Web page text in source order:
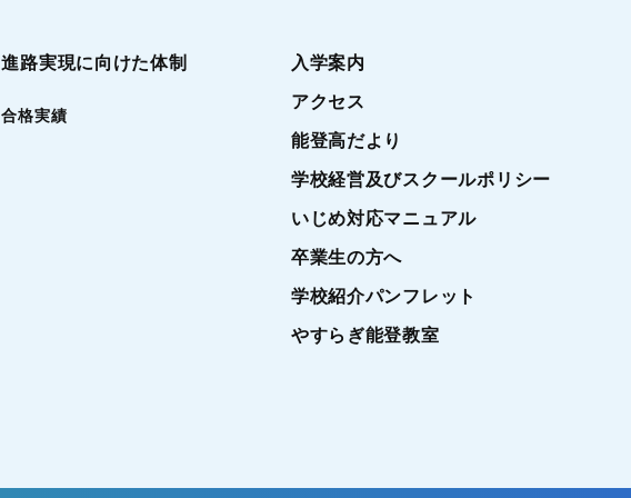
進路実現に向けた体制
合格実績
入学案内
アクセス
能登高だより
学校経営及びスクールポリシー
いじめ対応マニュアル
卒業生の方へ
学校紹介パンフレット
やすらぎ能登教室